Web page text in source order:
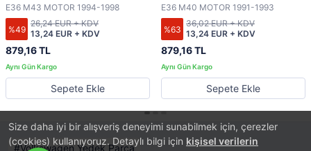
Size daha iyi bir alışveriş deneyimi sunabilmek için, çerezler
(cookies) kullanıyoruz. Detaylı bilgi için kişisel verilerin
E36 M43 MOTOR 1994-1998
%49
879,16 TL
13,24 EUR + KDV
26,24 EUR + KDV
Sepete Ekle
E36 M40 MOTOR 1991-1993
%63
879,16 TL
13,24 EUR + KDV
36,02 EUR + KDV
Sepete Ekle
Volkswagen Yedek Parça